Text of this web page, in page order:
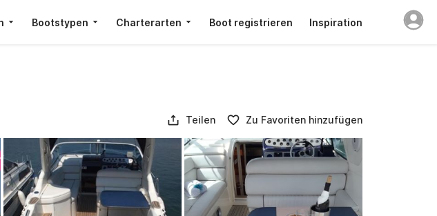
Bootstypen Charterarten Boot registrieren Inspiration
Teilen Zu Favoriten hinzufügen